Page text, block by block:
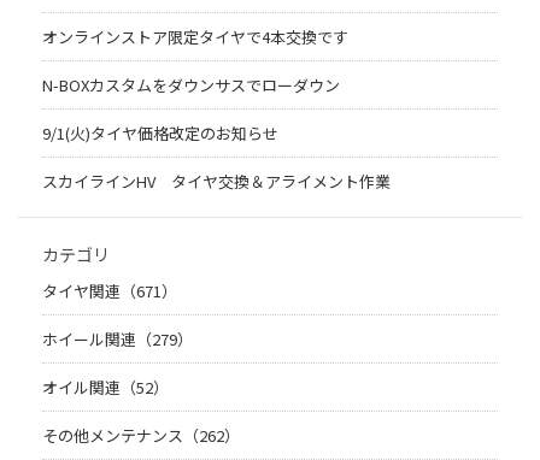
オンラインストア限定タイヤで4本交換です
N-BOXカスタムをダウンサスでローダウン
9/1(火)タイヤ価格改定のお知らせ
スカイラインHV タイヤ交換＆アライメント作業
カテゴリ
タイヤ関連（671）
ホイール関連（279）
オイル関連（52）
その他メンテナンス（262）